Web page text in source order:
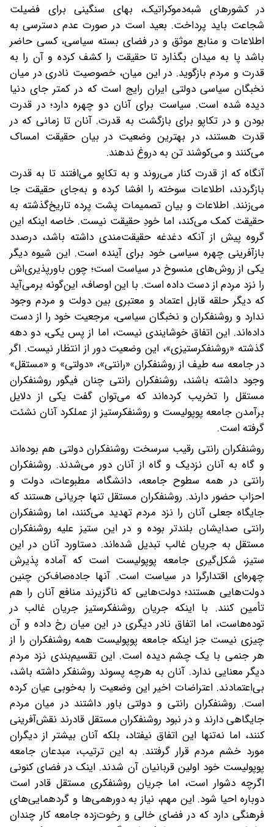
در کشورهای شبه‌دموکراتیک، ‌بهای سنگینی برای فضیلت
شجاعت‌ باید پرداخت. ‌بعید‌ است در صورت عدم دسترسی به
اطلاعات و منابع موثق و در فضای بسته سیاسی‌، کسی حاضر
باشد پا به میدان بگذارد‌ تا حقیقت را کشف کرده ‌و آن را به
قدرت ‌و مردم بازگوید. ‌در این میان، ‌خصوصیت نادری در میان
نخبگان سیاسی دولتی ایران رایج‌ است که در کمتر جای دنیا
‌دیده شده است. ‌سیاست برای آنان دو چهره دارد؛ ‌در قدرت
بودن و در تکاپو برای بازگشت‌ به قدرت‌. آنان تا زمانی که در
قدرت هستند، ‌در بهترین وضعیت در بیان حقیقت امساک
می‌کنند و می‌کوشند تن به دروغ ندهند. ‌
آنگاه که از قدرت کنار می‌روند و‌ به تکاپو می‌‌افتند تا به قدرت‌
بازگردند، اطلاعات سوخته را افشا ‌کرده و به‌جای‌ حقیقت جا
می‌زنند. ‌اطلاعات و بیان تصمیمات ‌پشت پرده تاریخ‌گذشته‌ به
حقیقت کمک می‌کند، ‌اما ‌خودِ حقیقت نیست. ‌خاصه اینکه این
گروه ‌پیش از آنکه دغدغه حقیقت‌مندی داشته باشد‌، درصدد
بازآفرینی چهره سیاسی خود ‌برای آینده است. ‌این شیوه دیگر
یکی از روش‌های منسوخ‌ در سیاست است؛ ‌چون باورپذیری‌اش
را ‌نزد مردم ‌از دست داده است. با این اوصاف، این‌گونه برمی‌آید‌
که دیگر‌ حلقه قابل اعتماد و معتبری ‌بین دولت و مردم وجود
ندارد‌ و روشنفکران و نخبگان سیاسی، ‌مرجعیت ‌خود را از دست
داده‌اند. ‌این اتفاق ‌خوشایندی نیست، ‌اما ‌از پس یکی، دو دهه
گذشته «روشنفکرستیزی»، ‌این وضعیت دور از انتظار نیست‌. اگر
در جامعه سه طیف از روشنفکران «‌رانتی»، «دولتی» و «مستقل»
وجود داشته باشند، ‌روشنفکران رانتی‌ چنان فیگور روشنفکران
مستقل را ‌تخریب کرده‌اند که می‌توان گفت ‌یکی از دلایل
برآمدن جامعه پوپولیست و روشنفکرستیز ‌از عملکرد آنان نشئت
گرفته است. ‌
روشنفکران رانتی رقیب سرسخت ‌روشنفکران دولتی هم بوده‌اند
و ‌گاه به آنان نزدیک و گاه از آنان دور می‌شدند‌. روشنفکران
رانتی در همه سطوح جامعه، ‌دانشگاه، مطبوعات، دولت و
‌احزاب ‌حضور دارند. ‌روشنفکران مستقل‌ تنها جریانی‌‌ هستند که
جایگاه جعلی آنان را ‌نزد مردم تهدید‌ می‌کنند، اما روشنفکران
رانتی ‌صدایشان بلندتر بوده ‌و در این ستیز علیه روشنفکران
مستقل به جریان‌ غالب تبدیل شده‌اند. ‌دستاورد آنان در این‌
ستیز، شکل‌گیری جامعه پوپولیست است‌ که آماده پذیرش
چهره‌ای اقتدارگرا در سیاست است. آنها‌ جاده‌صاف‌کن چنین
دولت‌هایی هستند؛ ‌دولت‌هایی که‌ ناگزیرند منافع آنان را هم
تأمین کنند. با اینکه جریان ‌روشنفکرستیز ‌جریان غالب در
توده‌هاست، ‌اما اتفاق نادر دیگری در این میان رخ داده ‌و آن
چیزی نیست جز اینکه ‌جامعه پوپولیست همه روشنفکران را از
هر جنمی با یک چشم دیده است. ‌این تقسیم‌بندی نزد مردم
دیگر معنایی ندارد. آنان به هرچه ‌پسوند روشنفکر داشته باشد،
‌بی‌اعتمادند. ‌اعتراضات اخیر این وضعیت را به‌خوبی ‌عیان کرده
است. ‌روشنفکران رانتی و دولتی ‌باور داشتند در میان مردم
جایگاهی دارند‌ و در نبود روشنفکران مستقل قادرند نقش‌آفرینی‌
کنند، اما نه‌تنها این اتفاق نیفتاد، ‌بلکه آنان بیشتر از دیگران
مورد خشم مردم قرار گرفتند. به این ترتیب، ‌مبدعان جامعه
پوپولیست ‌خود اولین قربانیان آن شدند. ‌اینک در فضای کنونی
‌اگرچه دشوار است، اما جریان روشنفکری مستقل ‌قادر است
دوباره احیا شود. ‌این مهم، نیاز به دورهمی‌ها و گردهمایی‌های
فرهنگی دارد ‌که در فضای خالی و رخوت‌زده جامعه ‌کار چندان